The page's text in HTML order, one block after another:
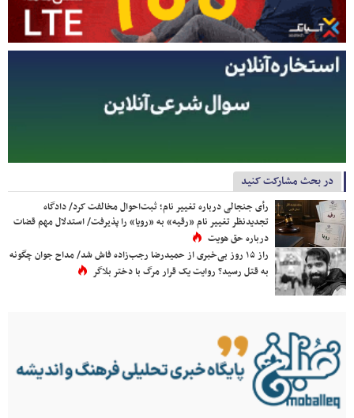
در بحث مشارکت کنید
رأی جنجالی درباره تغییر نام؛ ثبت‌احوال مخالفت کرد/ دادگاه
تجدیدنظر تغییر نام «رقیه» به «رویا» را پذیرفت/ استدلال مهم قضات
درباره حق هویت
راز ۱۵ روز بی‌خبری از حمیدرضا رجب‌زاده فاش شد/ مداح جوان چگونه
به قتل رسید؟ روایت یک قرار مرگ با دختر بلاگر